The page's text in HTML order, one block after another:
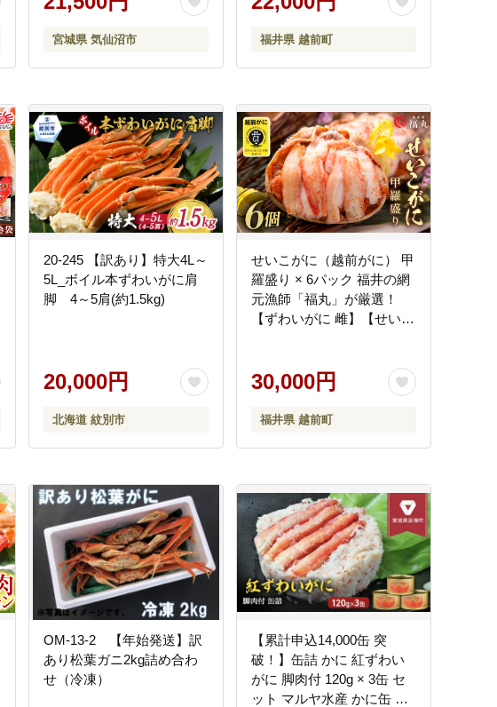
宮城県 気仙沼市
に かに せいこ 小分け 個包
装】 のし対応可 備考欄に
福井県 越前町
20-245 【訳あり】特大4L～
5L_ボイル本ずわいがに肩
脚 4～5肩(約1.5kg)
20,000円
北海道 紋別市
せいこがに（越前がに） 甲
羅盛り × 6パック 福井の網
元漁師「福丸」が厳選！
【ずわいがに 雌】【せいこ
メ】 [e15-c008]
30,000円
福井県 越前町
OM-13-2 【年始発送】訳
あり松葉ガニ2kg詰め合わ
せ（冷凍）
【累計申込14,000缶 突
破！】缶詰 かに 紅ずわい
がに 脚肉付 120g × 3缶 セ
ット マルヤ水産 かに缶 非